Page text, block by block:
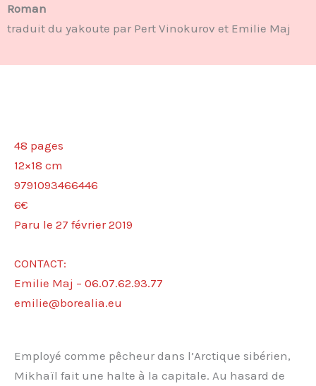
Roman
traduit du yakoute par Pert Vinokurov et Emilie Maj
48 pages
12×18 cm
9791093466446
6€
Paru le 27 février 2019
CONTACT:
Emilie Maj – 06.07.62.93.77
emilie@borealia.eu
Employé comme pêcheur dans l’Arctique sibérien,
Mikhaïl fait une halte à la capitale. Au hasard de